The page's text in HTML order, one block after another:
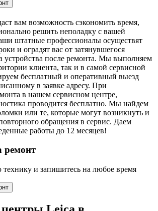
вам возможность сэкономить время,
решить неполадку с вашей
штатные профессионалы осуществят
и оградят вас от затянувшегося
устройства после ремонта. Мы выполняем
клиента, так и в самой сервисной
бесплатный и оперативный выезд
в заявке адресу. При
в нашем сервисном центре,
проводится бесплатно. Мы найдем
или те, которые могут возникнуть и
обращения в сервис. Даем
работы до 12 месяцев!
ремонт
и запишитесь на любое время
ремонт